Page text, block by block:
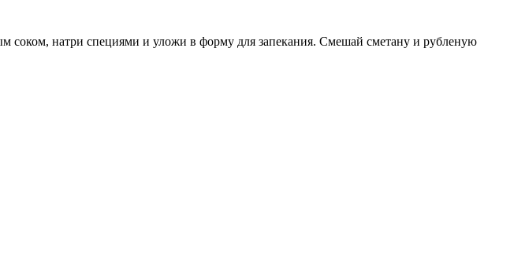
натри специями и уложи в форму для запекания. Смешай сметану и рубленую